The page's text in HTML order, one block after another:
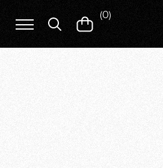
(0)